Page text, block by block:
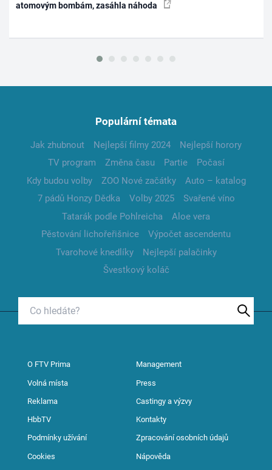
atomovým bombám, zasáhla náhoda
Populární témata
Jak zhubnout Nejlepší filmy 2024
Nejlepší horory
TV program
Změna času Partie
Počasí
Kdy budou volby
ZOO Nové začátky
Auto – katalog
7 pádů Honzy Dědka
Volby 2025
Svařené víno
Tatarák podle Pohlreicha
Aloe vera
Pěstování lichořeřišnice
Výpočet ascendentu
Tvarohové knedlíky
Nejlepší palačinky
Švestkový koláč
O FTV Prima Management
Volná místa Press
Reklama Castingy a výzvy
HbbTV Kontakty
Podmínky užívání Zpracování osobních údajů
Cookies Nápověda